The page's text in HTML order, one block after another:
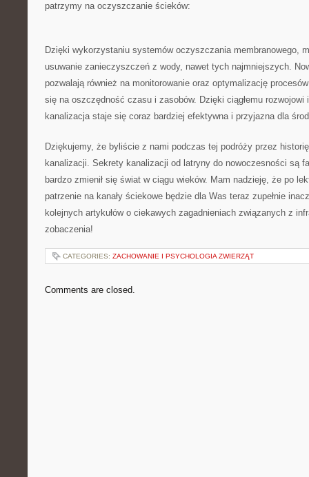
⁢patrzymy na oczyszczanie ścieków:
Dzięki wykorzystaniu systemów oczyszczania membranowego,
usuwanie⁤ zanieczyszczeń z wody, nawet ‌tych najmniejszych.
pozwalają również na monitorowanie oraz optymalizację‌
się na oszczędność czasu i zasobów. Dzięki ⁢ciągłemu rozwojowi⁢
kanalizacja staje się coraz‍ bardziej efektywna​ i przyjazna dla
Dziękujemy, że byliście z nami podczas tej podróży przez
kanalizacji.⁣ Sekrety kanalizacji od ‍latryny do nowoczesności są
bardzo zmienił ⁢się świat w ciągu ​wieków. Mam nadzieję, że po
patrzenie na kanały ściekowe będzie dla Was teraz ‍zupełnie
kolejnych artykułów o ciekawych zagadnieniach związanych z
zobaczenia!
CATEGORIES: ZACHOWANIE I PSYCHOLOGIA ZWIERZĄT
Comments are closed.